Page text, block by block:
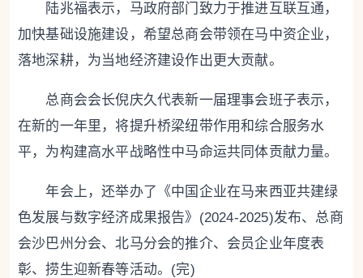
陆兆福表示，马政府部门致力于推进互联互通，
加快基础设施建设，希望总商会带领在马中资企业，
落地深耕，为当地经济建设作出更大贡献。
总商会会长倪庆久代表新一届理事会班子表示，
在新的一年里，将提升桥梁纽带作用和综合服务水
平，为构建高水平战略性中马命运共同体贡献力量。
年会上，还举办了《中国企业在马来西亚共建绿
色发展与数字经济成果报告》(2024-2025)发布、总商
会沙巴州分会、北马分会的推介、会员企业年度表
彰、捞生迎新春等活动。(完)